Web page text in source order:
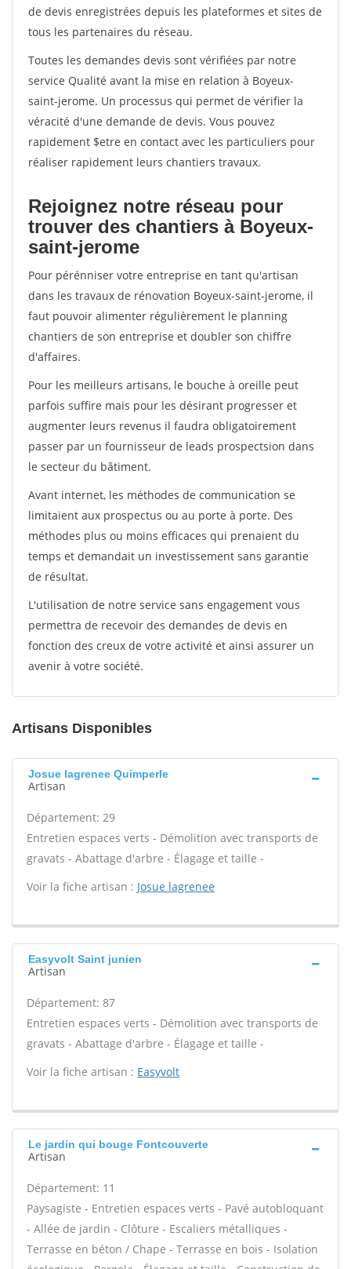
de devis enregistrées depuis les plateformes et sites de
tous les partenaires du réseau.
Toutes les demandes devis sont vérifiées par notre
service Qualité avant la mise en relation à Boyeux-
saint-jerome. Un processus qui permet de vérifier la
véracité d'une demande de devis. Vous pouvez
rapidement $etre en contact avec les particuliers pour
réaliser rapidement leurs chantiers travaux.
Rejoignez notre réseau pour
trouver des chantiers à Boyeux-
saint-jerome
Pour pérénniser votre entreprise en tant qu'artisan
dans les travaux de rénovation Boyeux-saint-jerome, il
faut pouvoir alimenter régulièrement le planning
chantiers de son entreprise et doubler son chiffre
d'affaires.
Pour les meilleurs artisans, le bouche à oreille peut
parfois suffire mais pour les désirant progresser et
augmenter leurs revenus il faudra obligatoirement
passer par un fournisseur de leads prospectsion dans
le secteur du bâtiment.
Avant internet, les méthodes de communication se
limitaient aux prospectus ou au porte à porte. Des
méthodes plus ou moins efficaces qui prenaient du
temps et demandait un investissement sans garantie
de résultat.
L'utilisation de notre service sans engagement vous
permettra de recevoir des demandes de devis en
fonction des creux de votre activité et ainsi assurer un
avenir à votre société.
Artisans Disponibles
Josue lagrenee Quimperle
Artisan
Département: 29
Entretien espaces verts - Démolition avec transports de
gravats - Abattage d'arbre - Élagage et taille -
Voir la fiche artisan : Josue lagrenee
Easyvolt Saint junien
Artisan
Département: 87
Entretien espaces verts - Démolition avec transports de
gravats - Abattage d'arbre - Élagage et taille -
Voir la fiche artisan : Easyvolt
Le jardin qui bouge Fontcouverte
Artisan
Département: 11
Paysagiste - Entretien espaces verts - Pavé autobloquant
- Allée de jardin - Clôture - Escaliers métalliques -
Terrasse en béton / Chape - Terrasse en bois - Isolation